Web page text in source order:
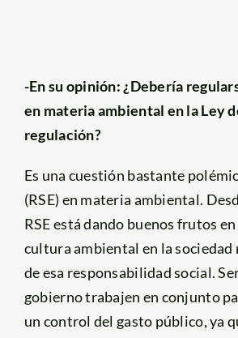
-En su opinión: ¿Debería
en materia ambiental en la Ley
regulación?
Es una cuestión bastante
(RSE) en materia ambiental.
RSE está dando buenos frutos
cultura ambiental en la
de esa responsabilidad social.
gobierno trabajen en conjunto
un control del gasto público, ya